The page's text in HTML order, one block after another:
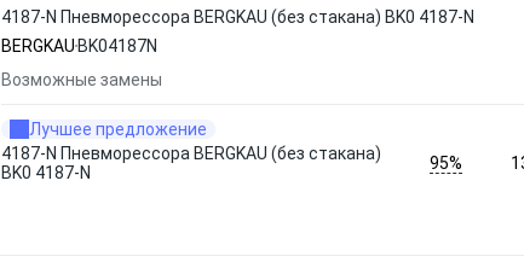
4187-N Пневморессора BERGKAU (без стакана) BK0 4187-N
BERGKAU BK04187N
Возможные замены
Лучшее предложение
4187-N Пневморессора BERGKAU (без стакана)
BK0 4187-N
95%